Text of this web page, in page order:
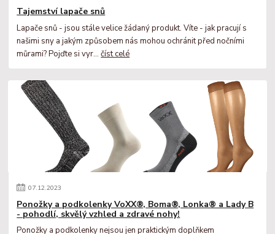
Tajemství lapače snů
Lapače snů - jsou stále velice žádaný produkt. Víte - jak pracují s
našimi sny a jakým způsobem nás mohou ochránit před nočními
můrami? Pojďte si vyr...číst celé
07.12.2023
Ponožky a podkolenky VoXX®, Boma®, Lonka® a Lady B
- pohodlí, skvělý vzhled a zdravé nohy!
Ponožky a podkolenky nejsou jen praktickým doplňkem